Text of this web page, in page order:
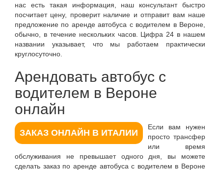
нас есть такая информация, наш консультант быстро
посчитает цену, проверит наличие и отправит вам наше
предложение по аренде автобуса с водителем в Вероне,
обычно, в течение нескольких часов. Цифра 24 в нашем
названии указывает, что мы работаем практически
круглосуточно.
Арендовать автобус с
водителем в Вероне
онлайн
ЗАКАЗ ОНЛАЙН В ИТАЛИИ
Если вам нужен
просто трансфер
или время
обслуживания не превышает одного дня, вы можете
сделать заказ по аренде автобуса с водителем в Вероне